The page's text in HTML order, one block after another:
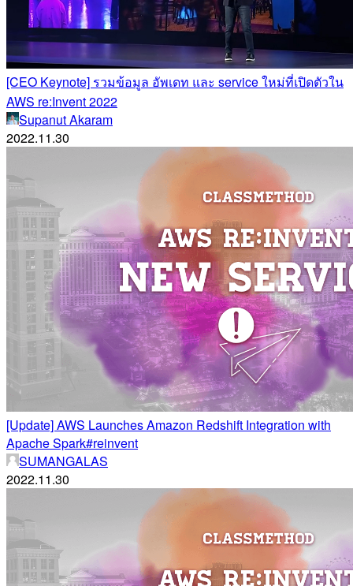
[CEO Keynote] รวมข้อมูล อัพเดท และ service ใหม่ที่เปิดตัวใน
AWS re:Invent 2022
Supanut Akaram
2022.11.30
[Update] AWS Launches Amazon Redshift Integration with
Apache Spark#reinvent
SUMANGALAS
2022.11.30